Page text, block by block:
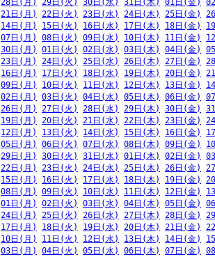
28日(月) 29日(火) 30日(水) 31日(木) 01日(金)
21日(月) 22日(火) 23日(水) 24日(木) 25日(金)
14日(月) 15日(火) 16日(水) 17日(木) 18日(金)
07日(月) 08日(火) 09日(水) 10日(木) 11日(金)
30日(月) 01日(火) 02日(水) 03日(木) 04日(金)
23日(月) 24日(火) 25日(水) 26日(木) 27日(金)
16日(月) 17日(火) 18日(水) 19日(木) 20日(金)
09日(月) 10日(火) 11日(水) 12日(木) 13日(金)
02日(月) 03日(火) 04日(水) 05日(木) 06日(金)
26日(月) 27日(火) 28日(水) 29日(木) 30日(金)
19日(月) 20日(火) 21日(水) 22日(木) 23日(金)
12日(月) 13日(火) 14日(水) 15日(木) 16日(金)
05日(月) 06日(火) 07日(水) 08日(木) 09日(金)
29日(月) 30日(火) 31日(水) 01日(木) 02日(金)
22日(月) 23日(火) 24日(水) 25日(木) 26日(金)
15日(月) 16日(火) 17日(水) 18日(木) 19日(金)
08日(月) 09日(火) 10日(水) 11日(木) 12日(金)
01日(月) 02日(火) 03日(水) 04日(木) 05日(金)
24日(月) 25日(火) 26日(水) 27日(木) 28日(金)
17日(月) 18日(火) 19日(水) 20日(木) 21日(金)
10日(月) 11日(火) 12日(水) 13日(木) 14日(金)
03日(月) 04日(火) 05日(水) 06日(木) 07日(金)